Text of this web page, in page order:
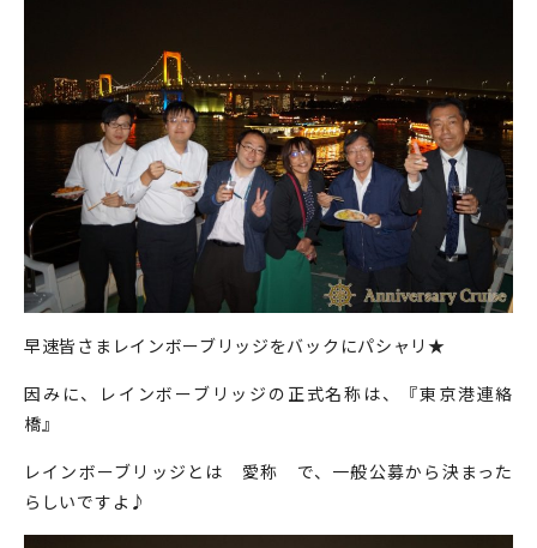
早速皆さまレインボーブリッジをバックにパシャリ★
因みに、レインボーブリッジの正式名称は、『東京港連絡
橋』
レインボーブリッジとは 愛称 で、一般公募から決まった
らしいですよ♪